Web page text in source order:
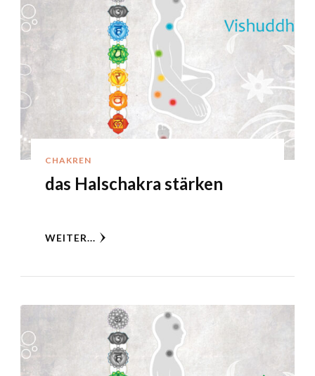
CHAKREN
das Halschakra stärken
WEITER...